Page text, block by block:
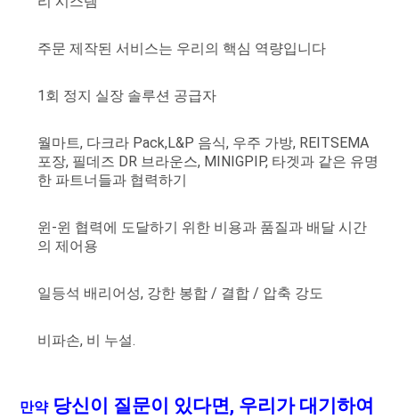
주문 제작된 서비스는 우리의 핵심 역량입니다
1회 정지 실장 솔루션 공급자
월마트, 다크라 Pack,L&P 음식, 우주 가방, REITSEMA
포장, 필데즈 DR 브라운스, MINIGPIP, 타겟과 같은 유명
한 파트너들과 협력하기
윈-윈 협력에 도달하기 위한 비용과 품질과 배달 시간
의 제어용
일등석 배리어성, 강한 봉합 / 결합 / 압축 강도
비파손, 비 누설.
만약 당신이 질문이 있다면, 우리가 대기하여